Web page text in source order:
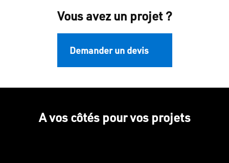
Vous avez un projet ?
Demander un devis
A vos côtés pour vos projets